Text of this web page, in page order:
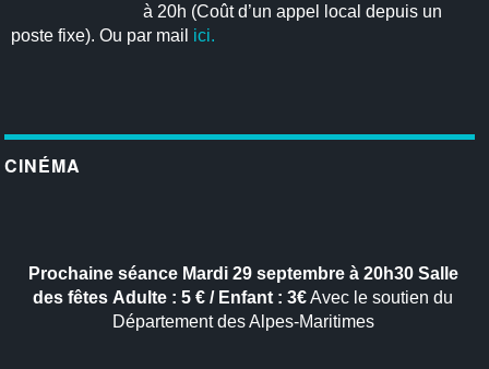
à 20h (Coût d’un appel local depuis un
poste fixe). Ou par mail ici.
CINÉMA
Prochaine séanceMardi 29 septembre à 20h30 Salle
des fêtes Adulte : 5 € / Enfant : 3€Avec le soutien du
Département des Alpes-Maritimes